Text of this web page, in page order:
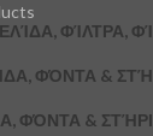
ΦΊΛΤΡΑ,
ΦΌΝΤΑ &
ΦΌΝΤΑ &